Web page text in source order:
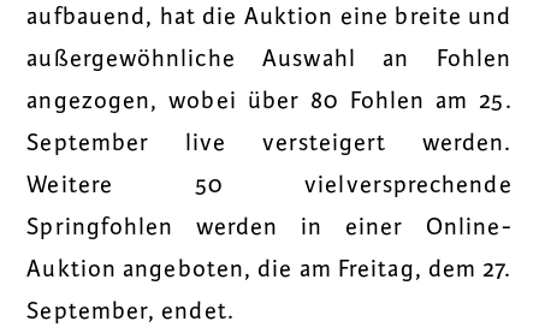
aufbauend, hat die Auktion eine breite und
außergewöhnliche Auswahl an Fohlen
angezogen, wobei über 80 Fohlen am 25.
September live versteigert werden.
Weitere 50 vielversprechende
Springfohlen werden in einer Online-
Auktion angeboten, die am Freitag, dem 27.
September, endet.